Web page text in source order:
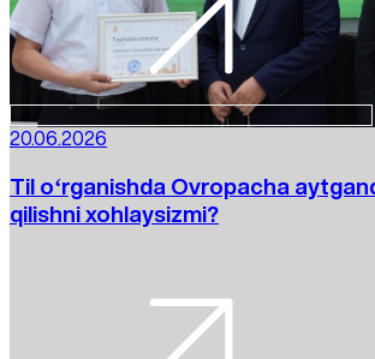
20.06.2026
Til oʻrganishda Ovropacha
qilishni xohlaysizmi?